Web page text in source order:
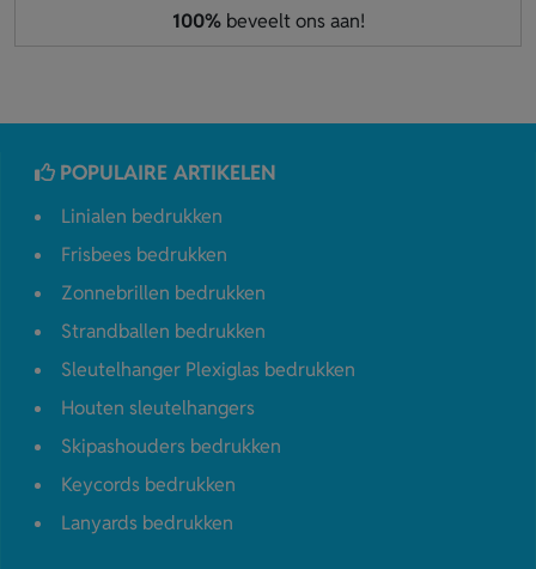
100%beveelt ons aan!
POPULAIRE ARTIKELEN
Linialen bedrukken
Frisbees bedrukken
Zonnebrillen bedrukken
Strandballen bedrukken
Sleutelhanger Plexiglas bedrukken
Houten sleutelhangers
Skipashouders bedrukken
Keycords bedrukken
Lanyards bedrukken